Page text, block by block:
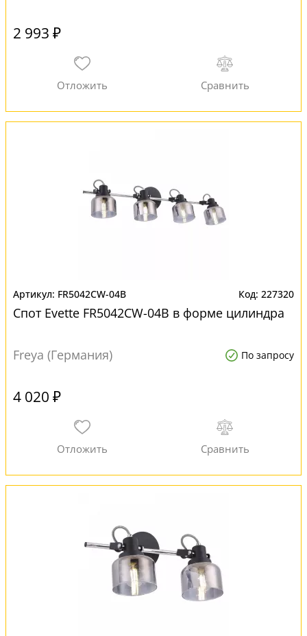
2 993 ₽
FR5042CW-04B 227320
Спот Evette FR5042CW-04B в форме цилиндра
Freya (Германия) По запросу
4 020 ₽